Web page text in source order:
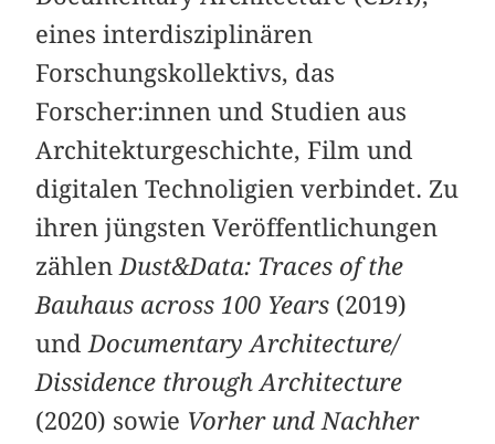
eines interdisziplinären
Forschungskollektivs, das
Forscher:innen und Studien aus
Architekturgeschichte, Film und
digitalen Technoligien verbindet. Zu
ihren jüngsten Veröffentlichungen
zählenDust&Data: Traces of the
Bauhaus across 100 Years (2019)
undDocumentary Architecture/
Dissidence through Architecture
(2020) sowie Vorher und Nachher